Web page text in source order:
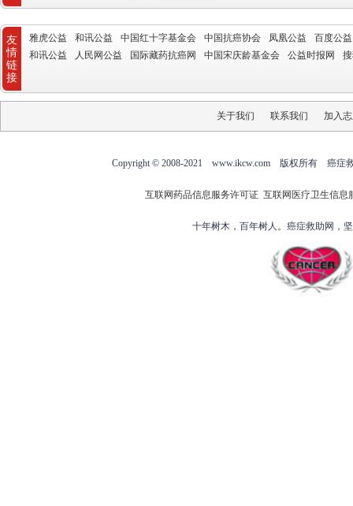
友
情
链
接
雅虎公益 和讯公益 中国红十字基金会 中国抗癌协会 凤凰公益
百度公益
和讯公益
人民网公益 国际藏药抗癌网 中国宋庆龄基金会 公益时报网
关于我们 联系我们 加入
Copyright © 2008-2021 www.ikcw.com 版权所有 癌症
互联网药品信息服务许可证 互联网医疗卫生信息
十年树木，百年树人。癌症救助网，